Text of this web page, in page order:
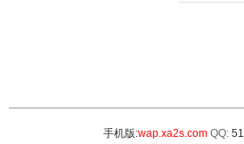
手机版:wap.xa2s.comQQ: